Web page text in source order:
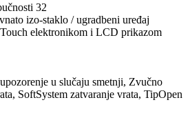
32
izo-staklo / ugradbeni uređaj
elektronikom i LCD prikazom
u slučaju smetnji, Zvučno
SoftSystem zatvaranje vrata, TipOpen